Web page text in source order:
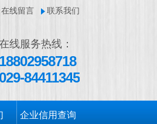
在线留言 联系我们
线服务热线：
18802958718
029-84411345
企业信用查询